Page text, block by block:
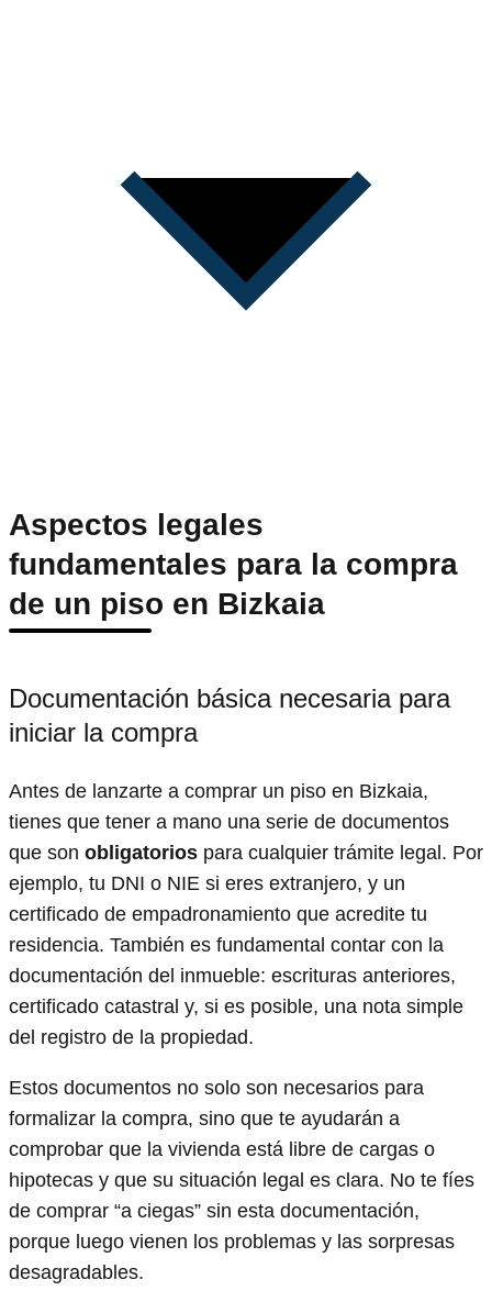
Aspectos legales
fundamentales para la compra
de un piso en Bizkaia
Documentación básica necesaria para
iniciar la compra
Antes de lanzarte a comprar un piso en Bizkaia,
tienes que tener a mano una serie de documentos
que son obligatorios para cualquier trámite legal. Por
ejemplo, tu DNI o NIE si eres extranjero, y un
certificado de empadronamiento que acredite tu
residencia. También es fundamental contar con la
documentación del inmueble: escrituras anteriores,
certificado catastral y, si es posible, una nota simple
del registro de la propiedad.
Estos documentos no solo son necesarios para
formalizar la compra, sino que te ayudarán a
comprobar que la vivienda está libre de cargas o
hipotecas y que su situación legal es clara. No te fíes
de comprar “a ciegas” sin esta documentación,
porque luego vienen los problemas y las sorpresas
desagradables.